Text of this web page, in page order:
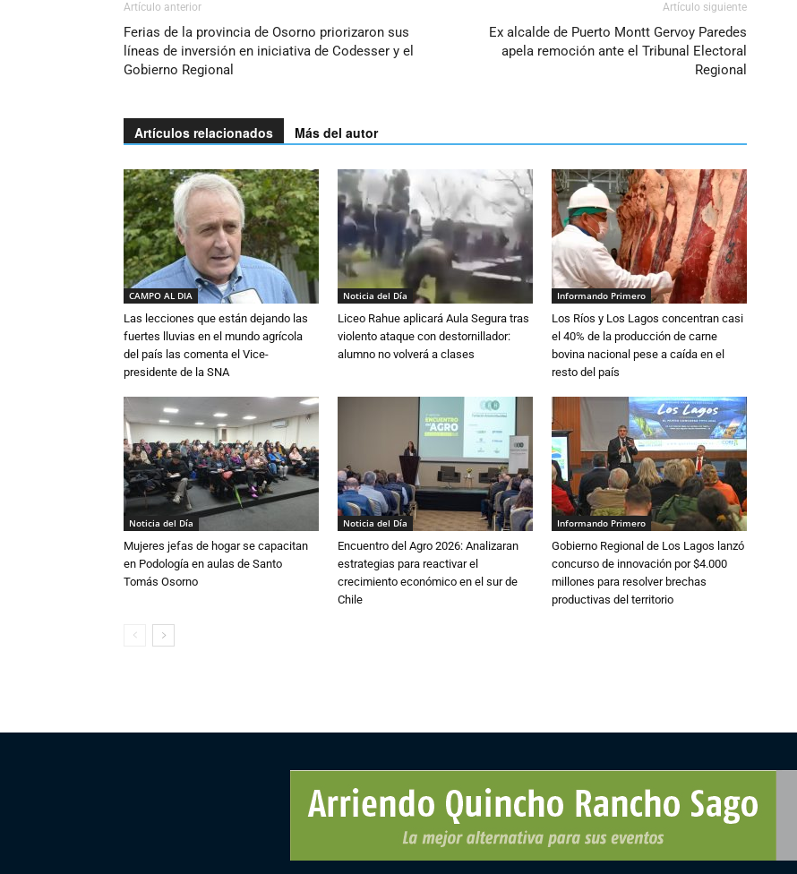
Artículo anterior
Ferias de la provincia de Osorno priorizaron sus
líneas de inversión en iniciativa de Codesser y el
Gobierno Regional
Artículo siguiente
Ex alcalde de Puerto Montt Gervoy Paredes
apela remoción ante el Tribunal Electoral
Regional
Artículos relacionados Más del autor
CAMPO AL DIA
Las lecciones que están dejando las
fuertes lluvias en el mundo agrícola
del país las comenta el Vice-
presidente de la SNA
Noticia del Día
Liceo Rahue aplicará Aula Segura tras
violento ataque con destornillador:
alumno no volverá a clases
Informando Primero
Los Ríos y Los Lagos concentran casi
el 40% de la producción de carne
bovina nacional pese a caída en el
resto del país
Noticia del Día
Mujeres jefas de hogar se capacitan
en Podología en aulas de Santo
Tomás Osorno
Noticia del Día
Encuentro del Agro 2026: Analizaran
estrategias para reactivar el
crecimiento económico en el sur de
Chile
Informando Primero
Gobierno Regional de Los Lagos lanzó
concurso de innovación por $4.000
millones para resolver brechas
productivas del territorio